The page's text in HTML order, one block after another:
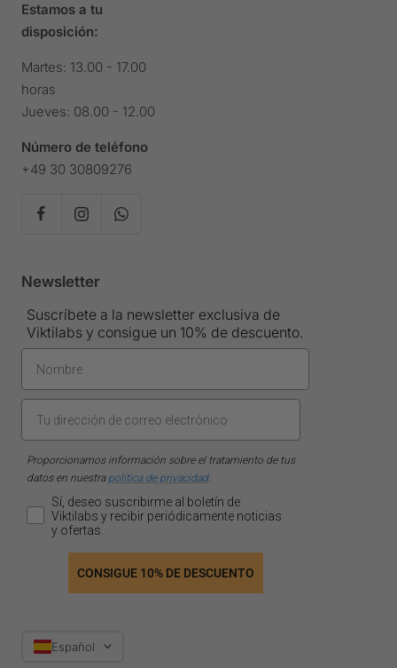
Estamos a tu
disposición:
Martes: 13.00 - 17.00
horas
Jueves: 08.00 - 12.00
Número de teléfono
+49 30 30809276
Newsletter
Suscríbete a la newsletter exclusiva de
Viktilabs y consigue un 10% de descuento.
Proporcionamos información sobre el tratamiento de tus
datos en nuestra política de privacidad.
Sí, deseo suscribirme al boletín de
Viktilabs y recibir periódicamente noticias
y ofertas.
CONSIGUE 10% DE DESCUENTO
IdiomaEspañol